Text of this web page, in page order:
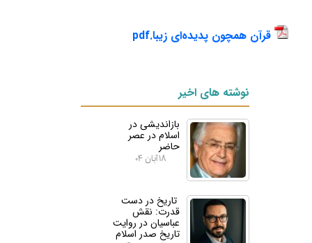
قرآن همچون پدیده‌ای زیبا.pdf
نوشته های اخیر
بازاندیشی در
اسلام در عصر
حاضر
۱۸ آبان ۰۴
تاریخ در دست
قدرت: نقش
عباسیان در روایت
تاریخ صدر اسلام